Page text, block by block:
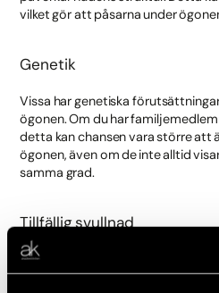
vilket gör att påsarna under
Genetik
Vissa har genetiska
ögonen. Om du har
detta kan chansen vara större att
ögonen, även om de inte alltid
samma grad.
Tillfällig svullnad
Allergier och vätskeretention kan
svullnad under ögonen. När